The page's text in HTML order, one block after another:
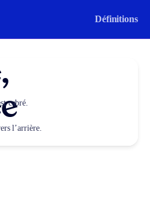
Définitions
cabré.
l’arrière.